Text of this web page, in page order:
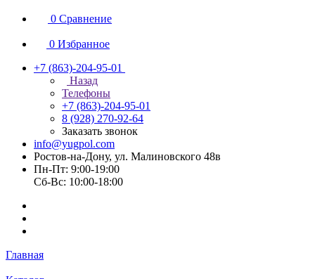
0 Сравнение
0 Избранное
+7 (863)-204-95-01
Назад
Телефоны
+7 (863)-204-95-01
8 (928) 270-92-64
Заказать звонок
info@yugpol.com
Ростов-на-Дону, ул. Малиновского 48в
Пн-Пт: 9:00-19:00
Cб-Вс: 10:00-18:00
Главная